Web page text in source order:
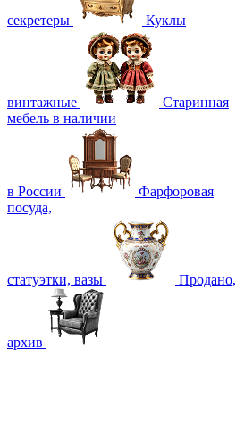
секретеры Куклы
винтажные
Старинная
мебель в наличии
в России
Фарфоровая
посуда,
статуэтки, вазы Продано,
архив